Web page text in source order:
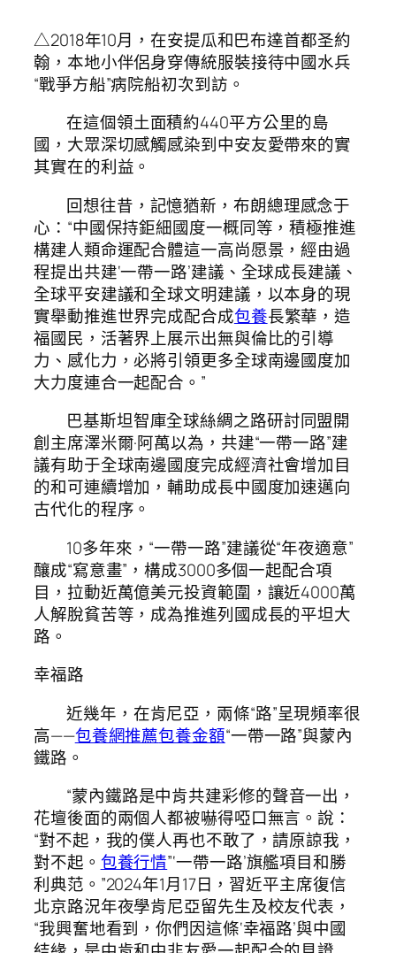
△2018年10月，在安提瓜和巴布達首都圣約
翰，本地小伴侶身穿傳統服裝接待中國水兵
“戰爭方船”病院船初次到訪。
在這個領土面積約440平方公里的島
國，大眾深切感觸感染到中安友愛帶來的實
其實在的利益。
回想往昔，記憶猶新，布朗總理感念于
心：“中國保持鉅細國度一概同等，積極推進
構建人類命運配合體這一高尚愿景，經由過
程提出共建‘一帶一路’建議、全球成長建議、
全球平安建議和全球文明建議，以本身的現
實舉動推進世界完成配合成包養長繁華，造
福國民，活著界上展示出無與倫比的引導
力、感化力，必將引領更多全球南邊國度加
大力度連合一起配合。”
巴基斯坦智庫全球絲綢之路研討同盟開
創主席澤米爾·阿萬以為，共建“一帶一路”建
議有助于全球南邊國度完成經濟社會增加目
的和可連續增加，輔助成長中國度加速邁向
古代化的程序。
10多年來，“一帶一路”建議從“年夜適意”
釀成“寫意畫”，構成3000多個一起配合項
目，拉動近萬億美元投資範圍，讓近4000萬
人解脫貧苦等，成為推進列國成長的平坦大
路。
幸福路
近幾年，在肯尼亞，兩條“路”呈現頻率很
高——包養網推薦包養金額“一帶一路”與蒙內
鐵路。
“蒙內鐵路是中肯共建彩修的聲音一出，
花壇後面的兩個人都被嚇得啞口無言。說：
“對不起，我的僕人再也不敢了，請原諒我，
對不起。 包養行情”‘一帶一路’旗艦項目和勝
利典范。”2024年1月17日，習近平主席復信
北京路況年夜學肯尼亞留先生及校友代表，
“我興奮地看到，你們因這條‘幸福路’與中國